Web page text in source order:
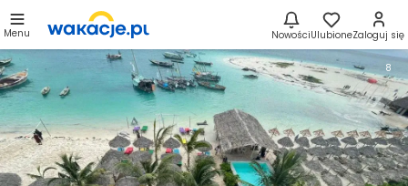
Menu NowościUlubioneZaloguj się
8